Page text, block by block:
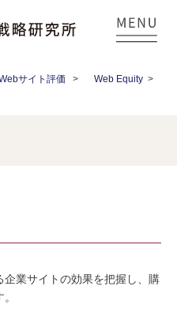
サイト評価 > Web Equity>
業サイトの効果を把握し、購